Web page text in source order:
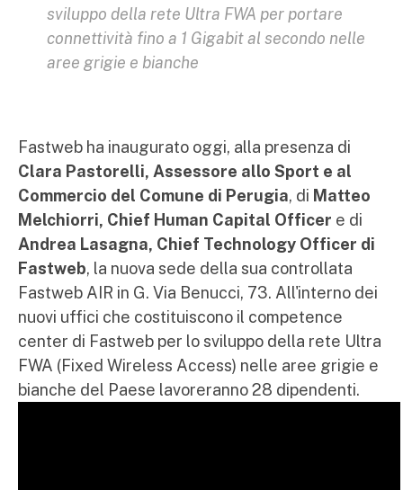
sviluppo della rete Ultra FWA per portare
connettività fino a 1 Gigabit al secondo nelle
aree grigie e bianche
Fastweb ha inaugurato oggi, alla presenza di
Clara Pastorelli, Assessore allo Sport e al
Commercio del Comune di Perugia, di Matteo
Melchiorri, Chief Human Capital Officer e di
Andrea Lasagna, Chief Technology Officer di
Fastweb, la nuova sede della sua controllata
Fastweb AIR in G. Via Benucci, 73. All'interno dei
nuovi uffici che costituiscono il competence
center di Fastweb per lo sviluppo della rete Ultra
FWA (Fixed Wireless Access) nelle aree grigie e
bianche del Paese lavoreranno 28 dipendenti.